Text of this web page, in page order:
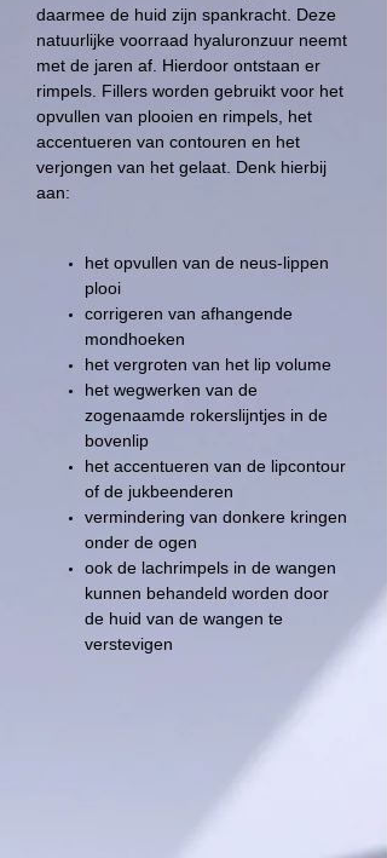
daarmee de huid zijn spankracht. Deze
natuurlijke voorraad hyaluronzuur neemt
met de jaren af. Hierdoor ontstaan er
rimpels. Fillers worden gebruikt voor het
opvullen van plooien en rimpels, het
accentueren van contouren en het
verjongen van het gelaat. Denk hierbij
aan:
het opvullen van de neus-lippen
plooi
corrigeren van afhangende
mondhoeken
het vergroten van het lip volume
het wegwerken van de
zogenaamde rokerslijntjes in de
bovenlip
het accentueren van de lipcontour
of de jukbeenderen
vermindering van donkere kringen
onder de ogen
ook de lachrimpels in de wangen
kunnen behandeld worden door
de huid van de wangen te
verstevigen